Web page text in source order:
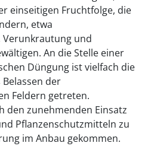
einseitigen Fruchtfolge, die
etwa
und
An die Stelle einer
Düngung ist vielfach die
der
Feldern getreten.
den zunehmenden Einsatz
Pflanzenschutzmitteln zu
im Anbau gekommen.